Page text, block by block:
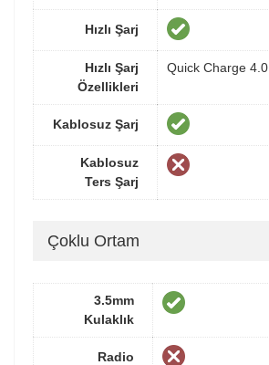
Hızlı Şarj
Hızlı Şarj
Özellikleri
Quick Charge 4.0
Kablosuz Şarj
Kablosuz
Ters Şarj
Çoklu Ortam
3.5mm
Kulaklık
Radio